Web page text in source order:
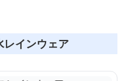
レインウェア